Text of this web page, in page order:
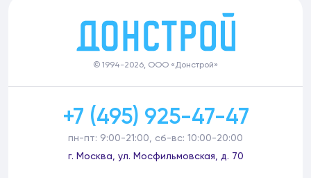
© 1994-2026, ООО «Донстрой»
+7 (495) 925-47-47
пн-пт: 9:00-21:00, сб-вс: 10:00-20:00
г. Москва, ул. Мосфильмовская, д. 70